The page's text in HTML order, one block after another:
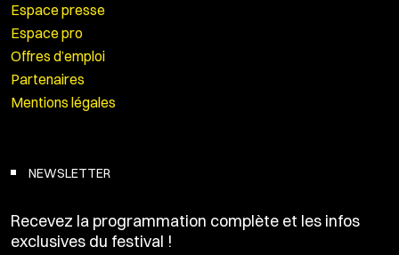
Espace presse
Espace pro
Offres d’emploi
Partenaires
Mentions légales
NEWSLETTER
Recevez la programmation complète et les infos
exclusives du festival !